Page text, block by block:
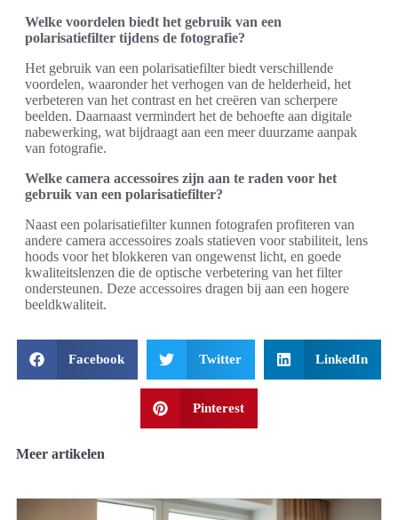
Welke voordelen biedt het gebruik van een
polarisatiefilter tijdens de fotografie?
Het gebruik van een polarisatiefilter biedt verschillende
voordelen, waaronder het verhogen van de helderheid, het
verbeteren van het contrast en het creëren van scherpere
beelden. Daarnaast vermindert het de behoefte aan digitale
nabewerking, wat bijdraagt aan een meer duurzame aanpak
van fotografie.
Welke camera accessoires zijn aan te raden voor het
gebruik van een polarisatiefilter?
Naast een polarisatiefilter kunnen fotografen profiteren van
andere camera accessoires zoals statieven voor stabiliteit, lens
hoods voor het blokkeren van ongewenst licht, en goede
kwaliteitslenzen die de optische verbetering van het filter
ondersteunen. Deze accessoires dragen bij aan een hogere
beeldkwaliteit.
Facebook Twitter LinkedIn
Pinterest
Meer artikelen